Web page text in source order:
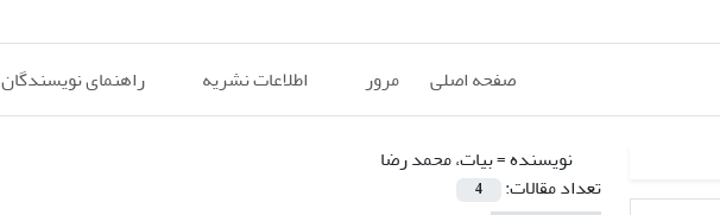
صفحه اصلی مرور اطلاعات نشریه راهنمای نویسندگان
نویسنده =بیات، محمد رضا
تعداد مقالات:
4